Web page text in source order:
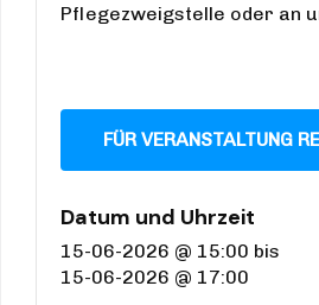
Pflegezweigstelle oder an
FÜR VERANSTALTUNG
Datum und Uhrzeit
15-06-2026 @ 15:00 bis
15-06-2026 @ 17:00